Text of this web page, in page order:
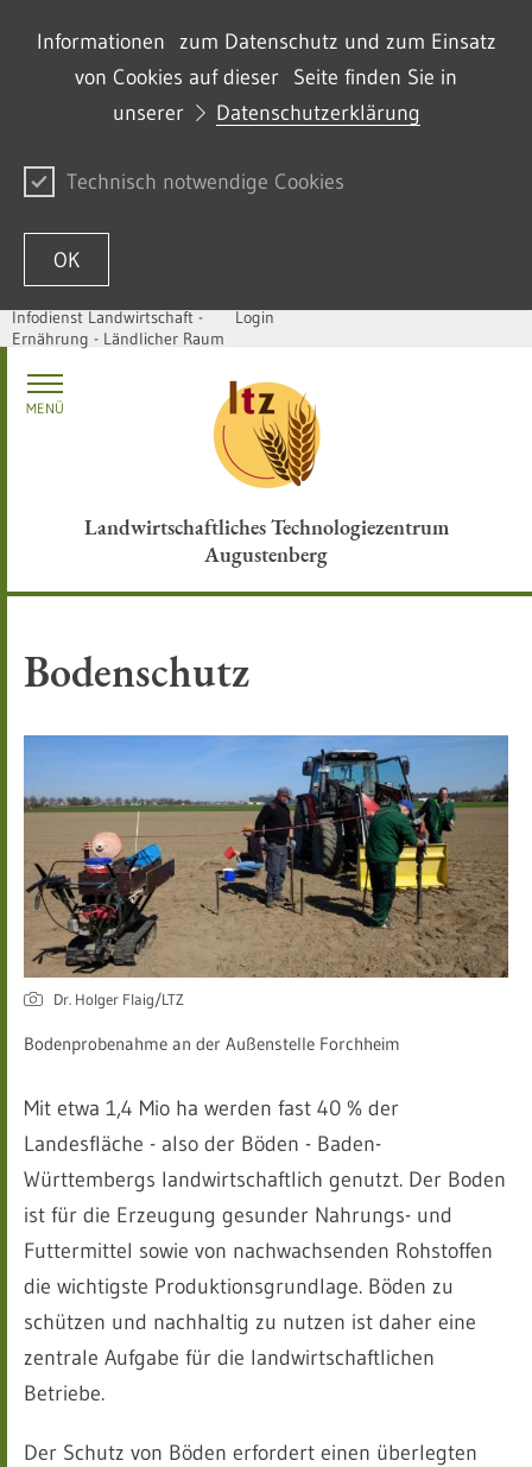
Informationen zum Datenschutz und zum Einsatz
von Cookies auf dieser Seite finden Sie in
unserer
Datenschutzerklärung
Technisch notwendige Cookies
OK
Skip to content
Infodienst Landwirtschaft -
Ernährung - Ländlicher Raum
Login
Landwirtschaftliches Technologiezentrum
Augustenberg
MENÜ
Bodenschutz
Dr. Holger Flaig/LTZ
Bodenprobenahme an der Außenstelle Forchheim
Mit etwa 1,4 Mio ha werden fast 40 % der
Landesfläche - also der Böden - Baden-
Württembergs landwirtschaftlich genutzt. Der Boden
ist für die Erzeugung gesunder Nahrungs- und
Futtermittel sowie von nachwachsenden Rohstoffen
die wichtigste Produktionsgrundlage. Böden zu
schützen und nachhaltig zu nutzen ist daher eine
zentrale Aufgabe für die landwirtschaftlichen
Betriebe.
Der Schutz von Böden erfordert einen überlegten